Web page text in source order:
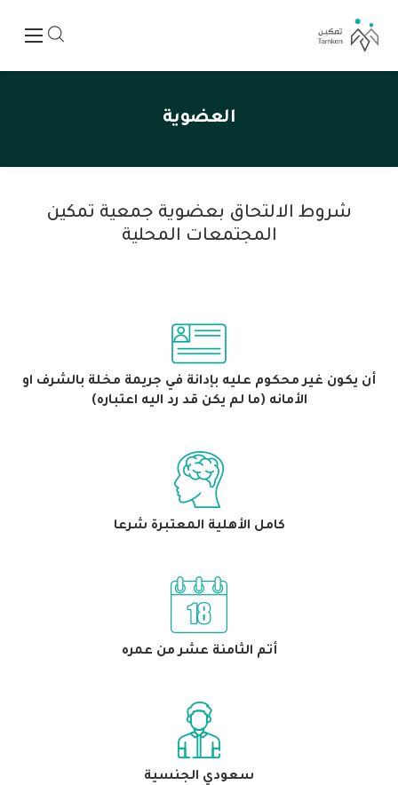
العضوية
شروط الالتحاق بعضوية جمعية تمكين
المجتمعات المحلية
أن يكون غير محكوم عليه بإدانة في جريمة مخلة بالشرف او
الأمانه (ما لم يكن قد رد اليه اعتباره)
كامل الأهلية المعتبرة شرعا
أتم الثامنة عشر من عمره
سعودي الجنسية